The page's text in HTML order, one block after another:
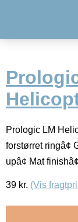
Prologic LM
forstørret ringâ¢
upâ¢ Mat
39 kr. (Vis